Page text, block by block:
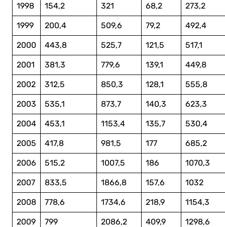
1998 154,2 321 68,2 273,2
1999 200,4 509,6 79,2 492,4
2000 443,8 525,7 121,5 517,1
2001 381,3 779,6 139,1 449,8
2002 312,5 850,3 128,1 555,8
2003 535,1 873,7 140,3 623,3
2004 453,1 1153,4 135,7 530,4
2005 417,8 981,5 177 685,2
2006 515,2 1007,5 186 1070,3
2007 833,5 1866,8 157,6 1032
2008 778,6 1734,6 218,9 1154,3
2009 799 2086,2 409,9 1298,6